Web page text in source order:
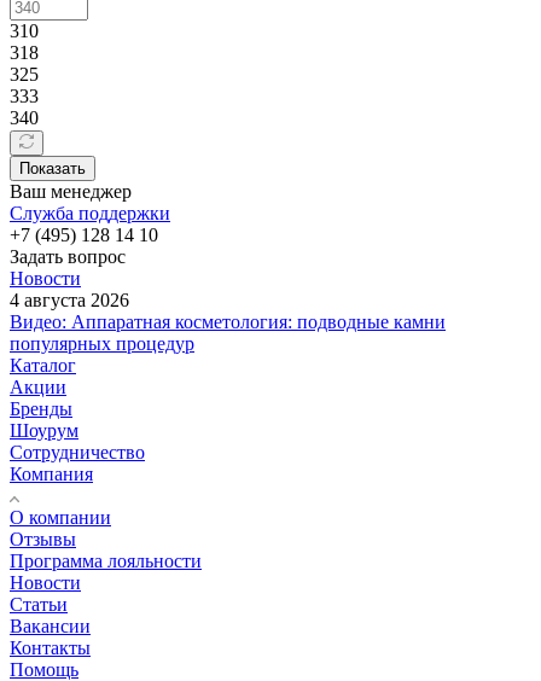
310
318
325
333
340
Показать
Ваш менеджер
Служба поддержки
+7 (495) 128 14 10
Задать вопрос
Новости
4 августа 2026
Видео: Аппаратная косметология: подводные камни
популярных процедур
Каталог
Акции
Бренды
Шоурум
Сотрудничество
Компания
О компании
Отзывы
Программа лояльности
Новости
Статьи
Вакансии
Контакты
Помощь